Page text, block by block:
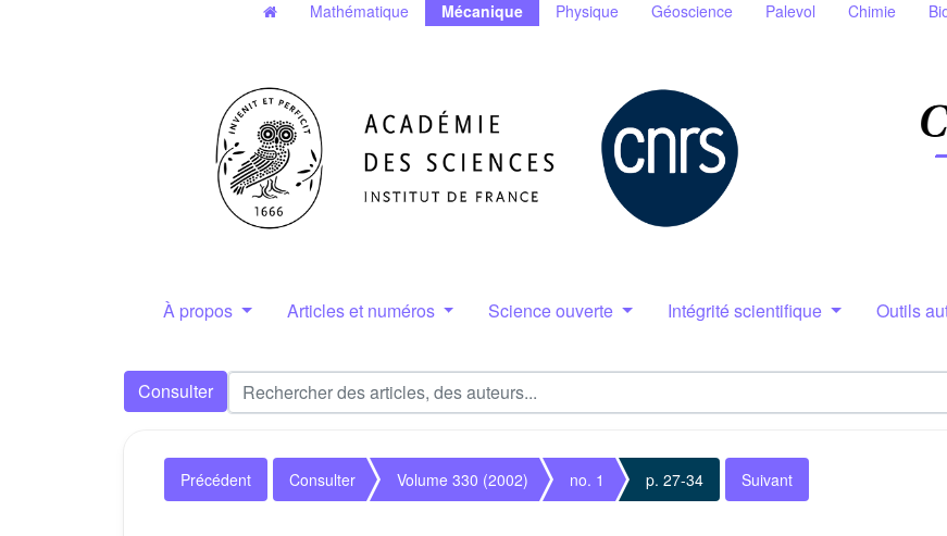
Mathématique Mécanique Physique Géoscience Palevol Chimie
À propos Articles et numéros Science ouverte Intégrité scientifique Outils
Consulter
Précédent Consulter Volume 330 (2002) no. 1 p. 27-34 Suivant